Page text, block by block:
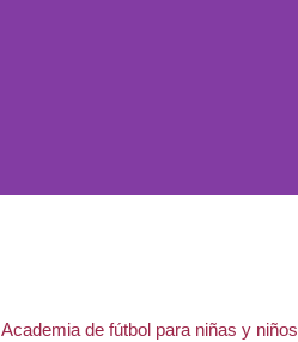
Academia de fútbol para niñas y